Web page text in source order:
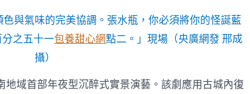
色與氣味的完美協調。張水瓶，你必須將你的怪誕藍
之五十一包養甜心網點二。」現場（央廣網發 邢成
攝）
地域首部年夜型沉醉式實景演藝。該劇應用古城內復